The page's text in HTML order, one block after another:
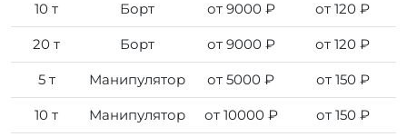
10 т Борт от 9000 ₽ от 120 ₽
20 т Борт от 9000 ₽ от 120 ₽
5 т Манипулятор от 5000 ₽ от 150 ₽
10 т Манипулятор от 10000 ₽ от 150 ₽